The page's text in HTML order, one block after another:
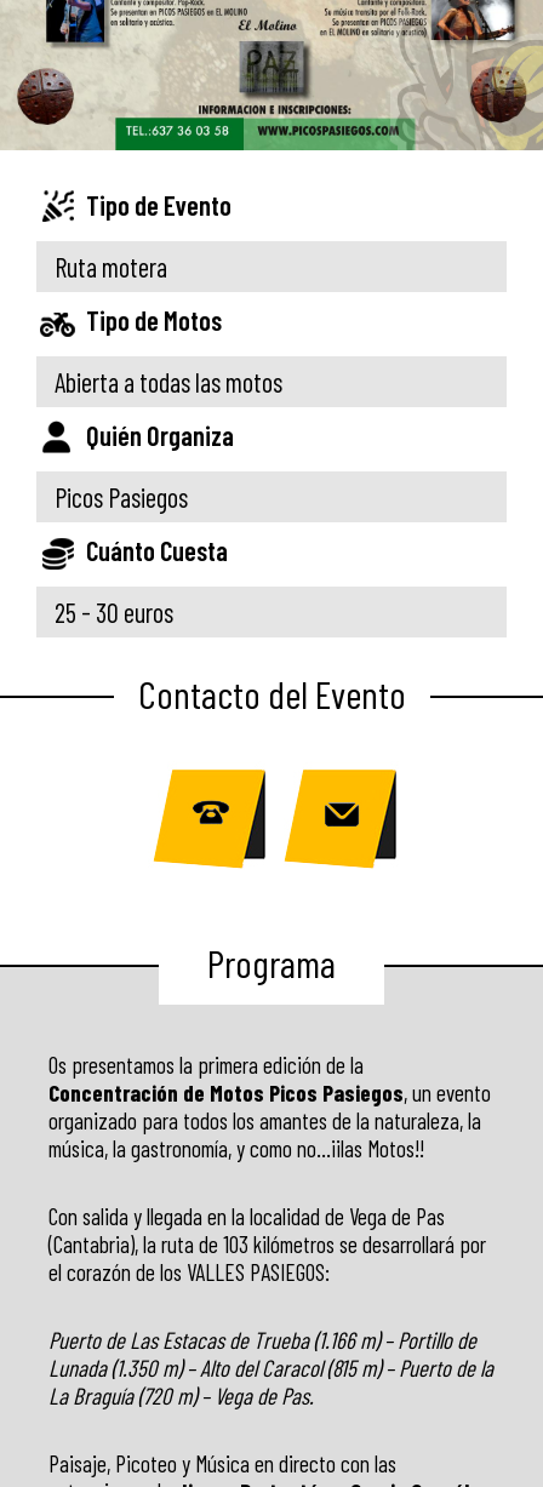
Tipo de Evento
Ruta motera
Tipo de Motos
Abierta a todas las motos
Quién Organiza
Picos Pasiegos
Cuánto Cuesta
25 - 30 euros
Contacto del Evento
Programa
Os presentamos la primera edición de la
Concentración de Motos Picos Pasiegos, un evento
organizado para todos los amantes de la naturaleza, la
música, la gastronomía, y como no…¡¡las Motos!!
Con salida y llegada en la localidad de Vega de Pas
(Cantabria), la ruta de 103 kilómetros se desarrollará por
el corazón de los VALLES PASIEGOS:
Puerto de Las Estacas de Trueba (1.166 m) – Portillo de
Lunada (1.350 m) – Alto del Caracol (815 m) – Puerto de la
La Braguía (720 m) – Vega de Pas.
Paisaje, Picoteo y Música en directo con las